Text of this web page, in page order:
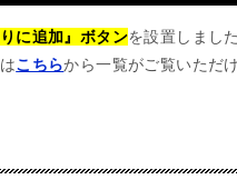
りに追加』ボタンを設置しました
こちらから一覧がご覧いただけ